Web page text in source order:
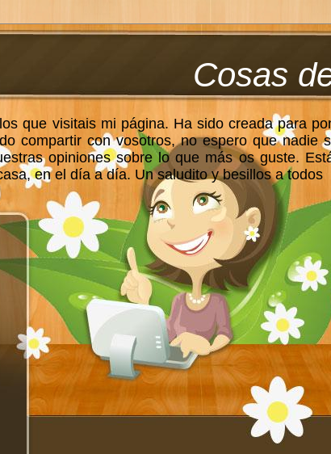
Cosas
que visitais mi página. Ha sido creada para
compartir con vosotros, no espero que nadie
opiniones sobre lo que más os guste.
en el día a día. Un saludito y besillos a todos